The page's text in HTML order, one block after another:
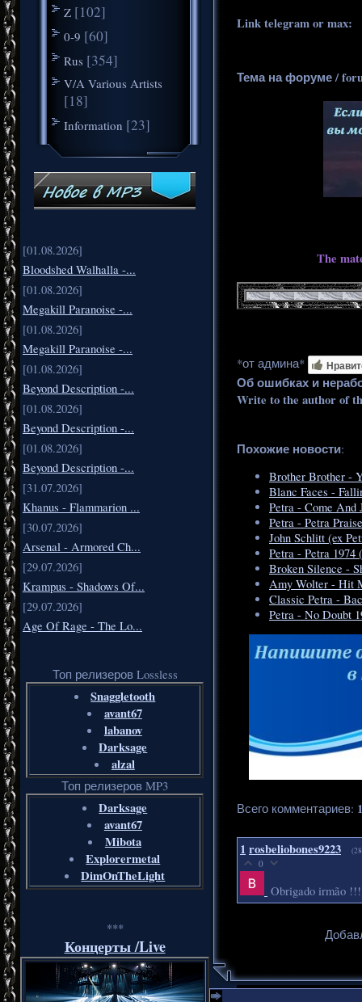
Z [102]
0-9 [60]
Rus [354]
V/A Various Artists
[18]
Information [23]
[01.08.2026]
Bloodshed Walhalla -...
[01.08.2026]
Megakill Paranoise -...
[01.08.2026]
Megakill Paranoise -...
[01.08.2026]
Beyond Description -...
[01.08.2026]
Beyond Description -...
[01.08.2026]
Beyond Description -...
[31.07.2026]
Khanus - Flammarion ...
[30.07.2026]
Arsenal - Armored Ch...
[29.07.2026]
Krampus - Shadows Of...
[29.07.2026]
Age Of Rage - The Lo...
Топ релизеров Lossless
Snaggletooth
avant67
labanov
Darksage
alzal
Топ релизеров MP3
Darksage
avant67
Mibota
Explorermetal
DimOnTheLight
***
Концерты /Live
Link telegram or max:
Тема на форуме /
The
*от админа*
Об ошибках и
Write to the author of
Похожие новости:
Brother Brother -
Blanc Faces -
Petra - Come And
Petra - Petra
John Schlitt (ex
Petra - Petra 1974
Broken Silence -
Amy Wolter - Hit
Classic Petra -
Petra - No Doubt
Всего комментариев: 1
1rosbeliobones9223
0
Obrigado irmão !!!